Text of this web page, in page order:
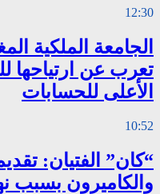
12:30
الجامعة الملكية
تعرب عن ارتياحها
الأعلى للحسابات
10:52
“كان” الفتيان:
والكاميرون بسبب